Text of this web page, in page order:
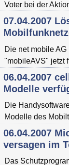
Voter bei der
07.04.2007
Die net mobile
"mobileAVS" jetzt
06.04.2007
Modelle
Die
Modelle des
06.04.2007
versagen im
Das